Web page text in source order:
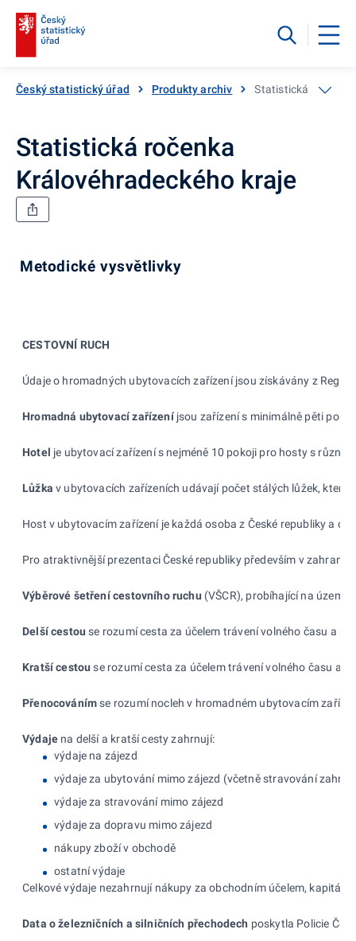
Český statistický úřad Produkty archiv Statistická ročenka
Statistická ročenka
Královéhradeckého kraje
Metodické vysvětlivky
CESTOVNÍ RUCH
Údaje o hromadných ubytovacích zařízení jsou získávány z
Hromadná ubytovací zařízeníjsou zařízení s minimálně pěti
Hotel je ubytovací zařízení s nejméně 10 pokoji pro hosty s
Lůžka v ubytovacích zařízeních udávají počet stálých lůžek,
Host v ubytovacím zařízení je každá osoba z České republiky a
Pro atraktivnější prezentaci České republiky především v
Výběrové šetření cestovního ruchu (VŠCR), probíhající na území
Delší cestou se rozumí cesta za účelem trávení volného času a
Kratší cestou se rozumí cesta za účelem trávení volného času a
Přenocovánímse rozumí nocleh v hromadném ubytovacím
Výdaje na delší a kratší cesty zahrnují:
výdaje na zájezd
výdaje za ubytování mimo zájezd (včetně stravování
výdaje za stravování mimo zájezd
výdaje za dopravu mimo zájezd
nákupy zboží v obchodě
ostatní výdaje
Celkové výdaje nezahrnují nákupy za obchodním účelem,
Data o železničních a silničních přechodech poskytla Policie